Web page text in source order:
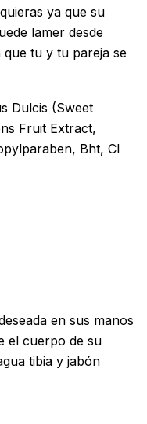
ya que su
lamer desde
tu y tu pareja se
Dulcis (Sweet
Fruit Extract,
Bht, CI
en sus manos
el cuerpo de su
tibia y jabón